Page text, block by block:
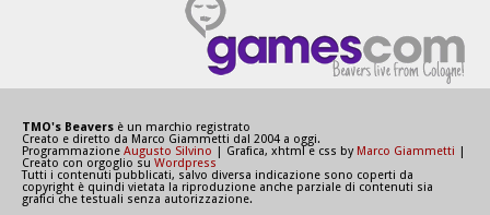
TMO's Beavers è un marchio registrato
Creato e diretto da Marco Giammetti dal 2004 a oggi.
Programmazione Augusto Silvino | Grafica, xhtml e css byMarco Giammetti
Creato con orgoglio su Wordpress
Tutti i contenuti pubblicati, salvo diversa indicazione sono coperti da
copyright è quindi vietata la riproduzione anche parziale di contenuti sia
grafici che testuali senza autorizzazione.